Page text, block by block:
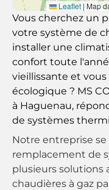
Leaflet | Map
Vous cherchez un
votre système de
installer une
confort toute
vieillissante et
écologique ? MS
à Haguenau,
de systèmes
Notre entreprise se
remplacement de
plusieurs solutions
chaudières à gaz